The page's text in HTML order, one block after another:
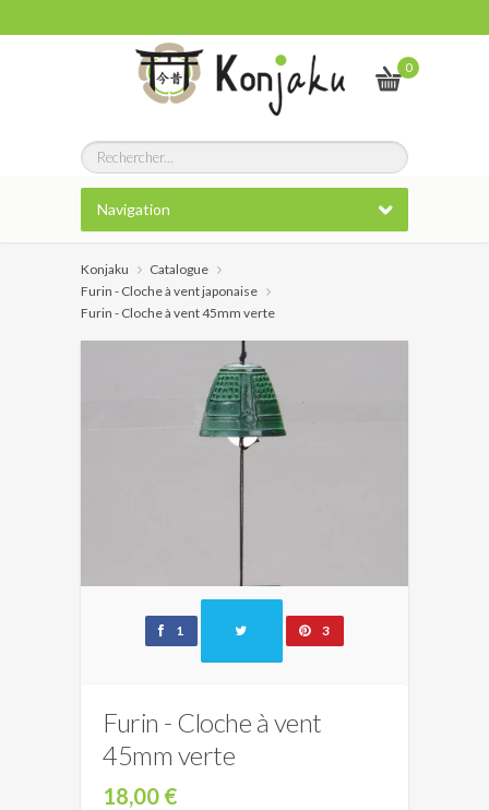
0
Navigation
Konjaku
Catalogue
Furin - Cloche à vent japonaise
Furin - Cloche à vent 45mm verte
1 3
Furin - Cloche à vent
45mm verte
18,00 €